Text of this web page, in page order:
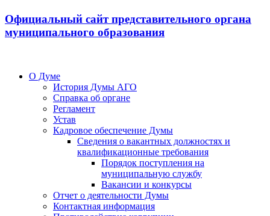
Официальный сайт представительного органа
муниципального образования
О Думе
История Думы АГО
Справка об органе
Регламент
Устав
Кадровое обеспечение Думы
Сведения о вакантных должностях и
квалификационные требования
Порядок поступления на
муниципальную службу
Вакансии и конкурсы
Отчет о деятельности Думы
Контактная информация